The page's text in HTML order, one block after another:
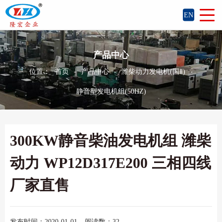
EN
产品中心
位置： 首页 - 产品中心 - 潍柴动力发电机(国Ⅱ) -
静音型发电机组(50HZ)
300KW静音柴油发电机组 潍柴
动力 WP12D317E200 三相四线
厂家直售